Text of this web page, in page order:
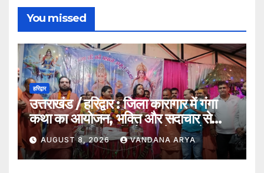
You missed
हरिद्वार
उत्तराखंड / हरिद्वार : जिला कारागार में गंगा
कथा का आयोजन, भक्ति और सदाचार से
सकारात्मक जीवन की ओर बढ़ने का संदेश…
AUGUST 8, 2026 VANDANA ARYA